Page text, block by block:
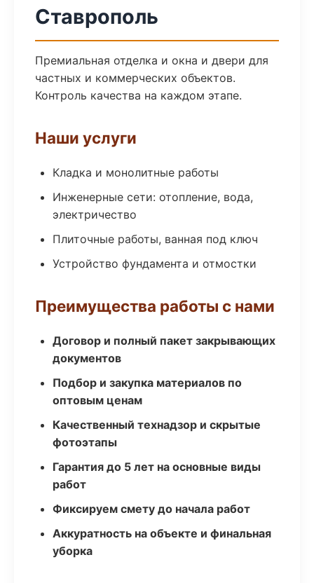
Ставрополь
Премиальная отделка и окна и двери для
частных и коммерческих объектов.
Контроль качества на каждом этапе.
Наши услуги
Кладка и монолитные работы
Инженерные сети: отопление, вода,
электричество
Плиточные работы, ванная под ключ
Устройство фундамента и отмостки
Преимущества работы с нами
Договор и полный пакет закрывающих
документов
Подбор и закупка материалов по
оптовым ценам
Качественный технадзор и скрытые
фотоэтапы
Гарантия до 5 лет на основные виды
работ
Фиксируем смету до начала работ
Аккуратность на объекте и финальная
уборка